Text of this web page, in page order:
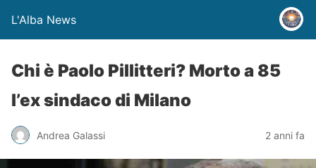
L'Alba News
Chi è Paolo Pillitteri? Morto a 85
l’ex sindaco di Milano
Andrea Galassi 2 anni fa